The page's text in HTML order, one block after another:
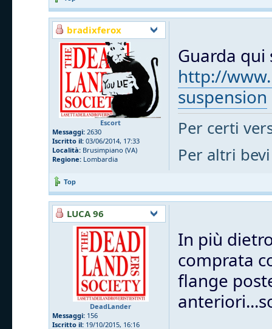
bradixferox
Escort
Messaggi: 2630
Iscritto il: 03/06/2014, 17:33
Località: Brusimpiano (VA)
Regione: Lombardia
Guarda qui
http://
suspension
Per certi
Per altri bevi
Top
LUCA 96
DeadLander
Messaggi: 156
Iscritto il: 19/10/2015, 16:16
In più
comprata
flange